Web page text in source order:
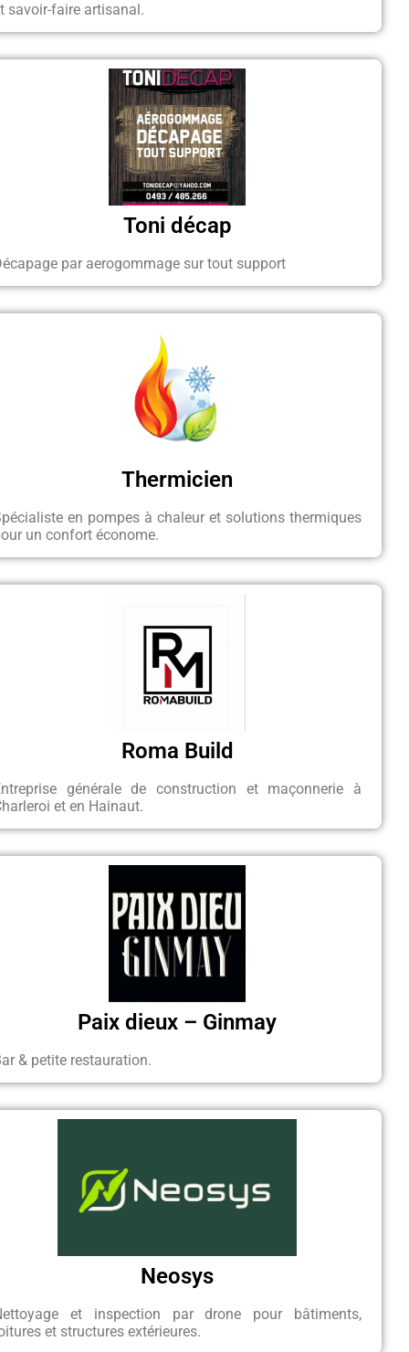
savoir-faire artisanal.
Toni décap
par aerogommage sur tout support
Thermicien
en pompes à chaleur et solutions thermiques
un confort économe.
Roma Build
générale de construction et maçonnerie à
et en Hainaut.
Paix dieux – Ginmay
& petite restauration.
Neosys
et inspection par drone pour bâtiments,
et structures extérieures.